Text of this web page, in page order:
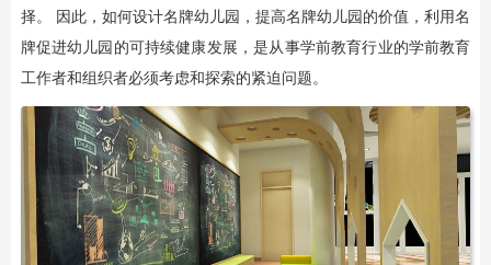
择。 因此，如何设计名牌幼儿园，提高名牌幼儿园的价值，利用名
牌促进幼儿园的可持续健康发展，是从事学前教育行业的学前教育
工作者和组织者必须考虑和探索的紧迫问题。